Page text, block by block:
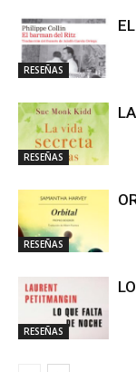
RESEÑAS
RESEÑAS
RESEÑAS
RESEÑAS